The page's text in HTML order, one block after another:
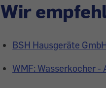
Wir
BSH Hausgeräte
WMF: Wasserkocher -